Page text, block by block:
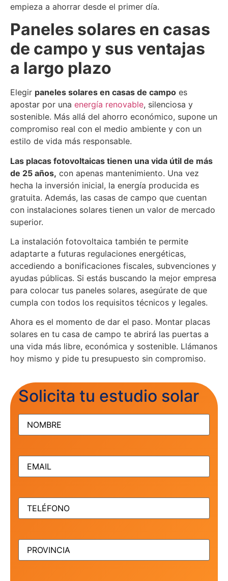
empieza a ahorrar desde el primer día.
Paneles solares en casas
de campo y sus ventajas
a largo plazo
Elegir paneles solares en casas de campo es
apostar por una energía renovable, silenciosa y
sostenible. Más allá del ahorro económico, supone un
compromiso real con el medio ambiente y con un
estilo de vida más responsable.
Las placas fotovoltaicas tienen una vida útil de más
de 25 años, con apenas mantenimiento. Una vez
hecha la inversión inicial, la energía producida es
gratuita. Además, las casas de campo que cuentan
con instalaciones solares tienen un valor de mercado
superior.
La instalación fotovoltaica también te permite
adaptarte a futuras regulaciones energéticas,
accediendo a bonificaciones fiscales, subvenciones y
ayudas públicas. Si estás buscando la mejor empresa
para colocar tus paneles solares, asegúrate de que
cumpla con todos los requisitos técnicos y legales.
Ahora es el momento de dar el paso. Montar placas
solares en tu casa de campo te abrirá las puertas a
una vida más libre, económica y sostenible. Llámanos
hoy mismo y pide tu presupuesto sin compromiso.
Solicita tu estudio solar
NOMBRE(Obligatorio)
EMAIL(Obligatorio)
TELÉFONO(Obligatorio)
PROVINCIA (Obligatorio)